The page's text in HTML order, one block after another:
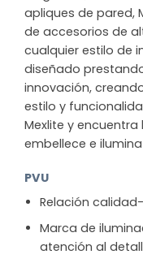
apliques de pared,
de accesorios de
cualquier estilo de
diseñado
innovación,
estilo y
Mexlite y
embellece e
PVU
Relación
Marca de
atención al